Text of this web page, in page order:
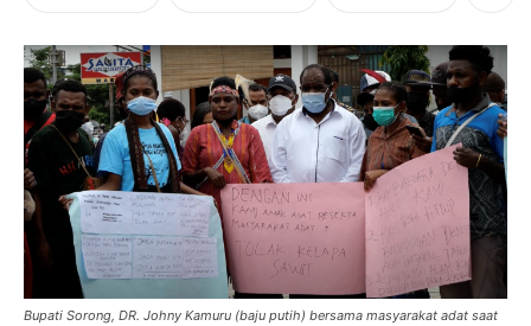
Bupati Sorong, DR. Johny Kamuru (baju putih) bersama masyarakat adat saat